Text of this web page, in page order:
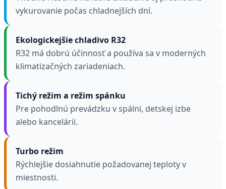
vykurovanie počas chladnejších dní.
Ekologickejšie chladivo R32
R32 má dobrú účinnosť a používa sa v moderných
klimatizačných zariadeniach.
Tichý režim a režim spánku
Pre pohodlnú prevádzku v spálni, detskej izbe
alebo kancelárii.
Turbo režim
Rýchlejšie dosiahnutie požadovanej teploty v
miestnosti.